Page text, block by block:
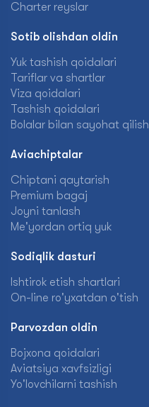
Charter reyslar
Sotib olishdan oldin
Yuk tashish qoidalari
Tariflar va shartlar
Viza qoidalari
Tashish qoidalari
Bolalar bilan sayohat qilish
Aviachiptalar
Chiptani qaytarish
Premium bagaj
Joyni tanlash
Me'yordan ortiq yuk
Sodiqlik dasturi
Ishtirok etish shartlari
On-line ro'yxatdan o'tish
Parvozdan oldin
Bojxona qoidalari
Aviatsiya xavfsizligi
Yo'lovchilarni tashish